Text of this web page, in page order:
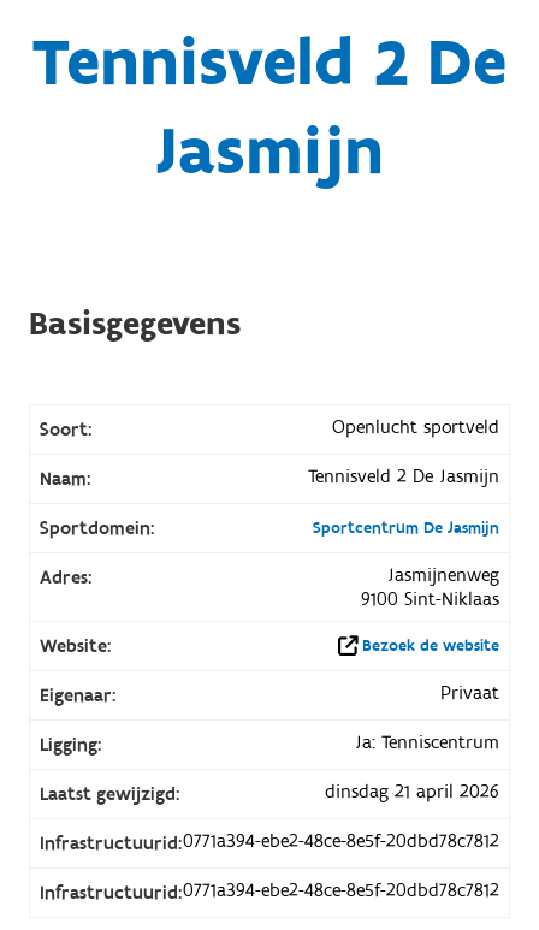
Tennisveld 2 De
Jasmijn
Basisgegevens
Soort: Openlucht sportveld
Naam: Tennisveld 2 De Jasmijn
Sportdomein: Sportcentrum De Jasmijn
Adres:
Jasmijnenweg
9100 Sint-Niklaas
Website:
Bezoek de website
Eigenaar: Privaat
Ligging: Ja: Tenniscentrum
Laatst gewijzigd: dinsdag 21 april 2026
Infrastructuurid:0771a394-ebe2-48ce-8e5f-20dbd78c7812
Infrastructuurid:0771a394-ebe2-48ce-8e5f-20dbd78c7812